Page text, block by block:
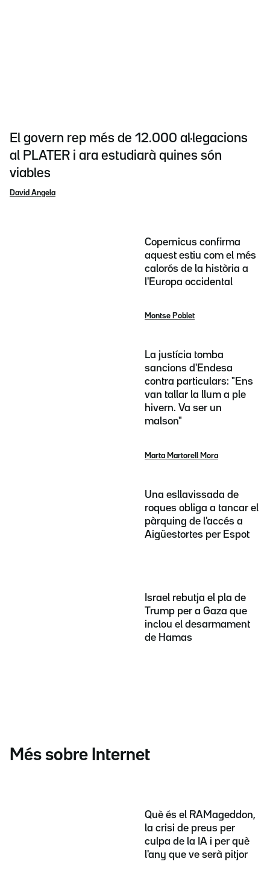
El govern rep més de 12.000 al·legacions
al PLATER i ara estudiarà quines són
viables
David Angela
Copernicus confirma
aquest estiu com el més
calorós de la història a
l'Europa occidental
Montse Poblet
La justícia tomba
sancions d'Endesa
contra particulars: "Ens
van tallar la llum a ple
hivern. Va ser un
malson"
Marta Martorell Mora
Una esllavissada de
roques obliga a tancar el
pàrquing de l'accés a
Aigüestortes per Espot
Israel rebutja el pla de
Trump per a Gaza que
inclou el desarmament
de Hamas
Més sobre Internet
Què és el RAMageddon,
la crisi de preus per
culpa de la IA i per què
l'any que ve serà pitjor